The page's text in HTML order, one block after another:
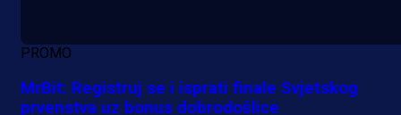
PROMO
MrBit: Registruj se i isprati finale Svjetskog
prvenstva uz bonus dobrodošlice